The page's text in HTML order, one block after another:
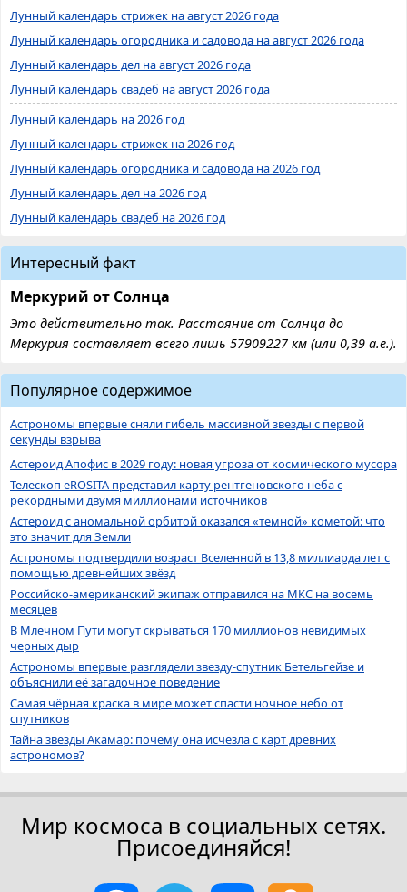
Лунный календарь стрижек на август 2026 года
Лунный календарь огородника и садовода на август 2026 года
Лунный календарь дел на август 2026 года
Лунный календарь свадеб на август 2026 года
Лунный календарь на 2026 год
Лунный календарь стрижек на 2026 год
Лунный календарь огородника и садовода на 2026 год
Лунный календарь дел на 2026 год
Лунный календарь свадеб на 2026 год
Интересный факт
Меркурий от Солнца
Это действительно так. Расстояние от Солнца до
Меркурия составляет всего лишь 57909227 км (или 0,39 а.е.).
Популярное содержимое
Астрономы впервые сняли гибель массивной звезды с первой
секунды взрыва
Астероид Апофис в 2029 году: новая угроза от космического мусора
Телескоп eROSITA представил карту рентгеновского неба с
рекордными двумя миллионами источников
Астероид с аномальной орбитой оказался «темной» кометой: что
это значит для Земли
Астрономы подтвердили возраст Вселенной в 13,8 миллиарда лет с
помощью древнейших звёзд
Российско-американский экипаж отправился на МКС на восемь
месяцев
В Млечном Пути могут скрываться 170 миллионов невидимых
черных дыр
Астрономы впервые разглядели звезду-спутник Бетельгейзе и
объяснили её загадочное поведение
Самая чёрная краска в мире может спасти ночное небо от
спутников
Тайна звезды Акамар: почему она исчезла с карт древних
астрономов?
Мир космоса в социальных сетях.
Присоединяйся!